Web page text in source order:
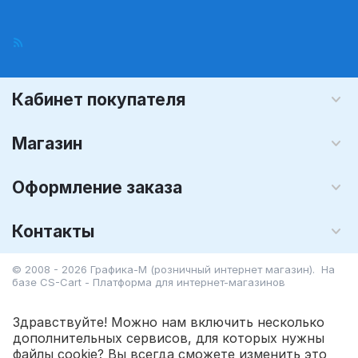
Кабинет покупателя
Магазин
Оформление заказа
Контакты
© 2008 - 2026 Графика-М (розничный интернет магазин). На
базе CS-Cart - Платформа для интернет-магазинов
Здравствуйте! Можно нам включить несколько
дополнительных сервисов, для которых нужны
файлы cookie? Вы всегда сможете изменить это